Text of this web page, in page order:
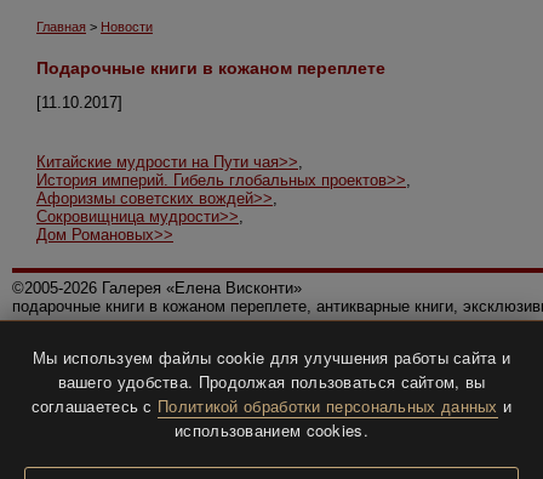
Главная > Новости
Подарочные книги в кожаном переплете
[11.10.2017]
Китайские мудрости на Пути чая>>,
История империй. Гибель глобальных проектов>>,
Афоризмы советских вождей>>,
Сокровищница мудрости>>,
Дом Романовых>>
©2005-2026 Галерея «Елена Висконти»
подарочные книги в кожаном переплете, антикварные книги,
Политика конфиденциальности
Все права защищены.
Разработка и дизайнBTV-info.
Мы используем файлы cookie для улучшения работы сайта и
вашего удобства. Продолжая пользоваться сайтом, вы
соглашаетесь с Политикой обработки персональных данных и
использованием cookies.